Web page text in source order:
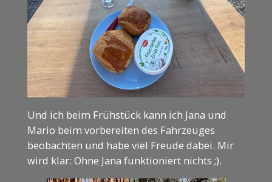
Und ich beim Frühstück kann ich Jana und
Mario beim vorbereiten des Fahrzeuges
beobachten und habe viel Freude dabei. Mir
wird klar: Ohne Jana funktioniert nichts ;).